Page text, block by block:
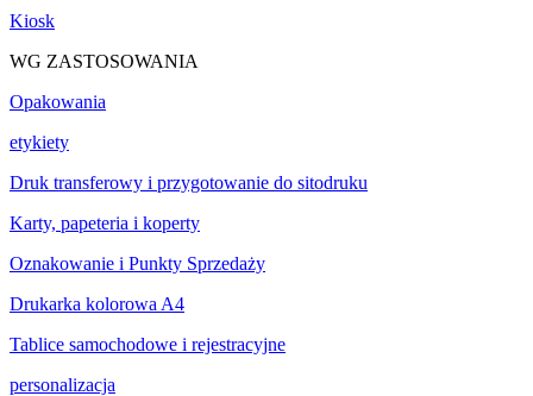
Kiosk
WG ZASTOSOWANIA
Opakowania
etykiety
Druk transferowy i przygotowanie do sitodruku
Karty, papeteria i koperty
Oznakowanie i Punkty Sprzedaży
Drukarka kolorowa A4
Tablice samochodowe i rejestracyjne
personalizacja